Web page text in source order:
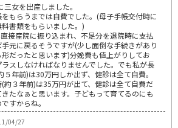
女を出産しました。
もらうまでは自費でした。(母子手帳交付時に
書類をもらいました。)
接産院に振り込まれ、不足分を退院時に支払
元に戻るそうですが(少し面倒な手続きがあり
だったと思います)分娩費も値上がりしてお
ラスしなければなりませんでした。でも私が長
５年前)は30万円しか出ず、健診は全て自費。
約３年前)は35万円が出て、健診は全て自費だ
たなぁと思います。子どもって育てるのにも
すからね。
04/27